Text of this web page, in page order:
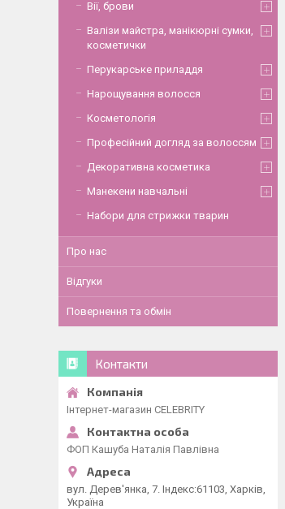
Вії, брови
Валізи майстра, манікюрні сумки,
косметички
Перукарське приладдя
Нарощування волосся
Косметологія
Професійний догляд за волоссям
Декоративна косметика
Манекени навчальні
Набори для стрижки тварин
Про нас
Відгуки
Повернення та обмін
Контакти
Інтернет-магазин CELEBRITY
ФОП Кашуба Наталія Павлівна
вул. Дерев'янка, 7. Індекс:61103, Харків,
Україна